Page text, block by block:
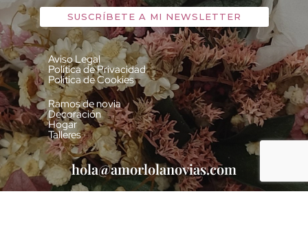
SUSCRÍBETE A MI NEWSLETTER
Aviso Legal
Política de Privacidad
Política de Cookies
Ramos de novia
Decoración
Hogar
Talleres
hola@amorlolanovias.com